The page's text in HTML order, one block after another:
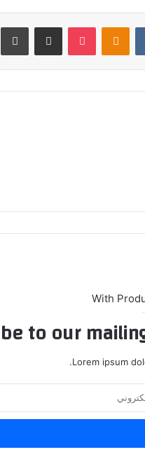
Odnoklassniki
بوكيت مشاركة عبر البريد
With
to our
Lorem ipsum